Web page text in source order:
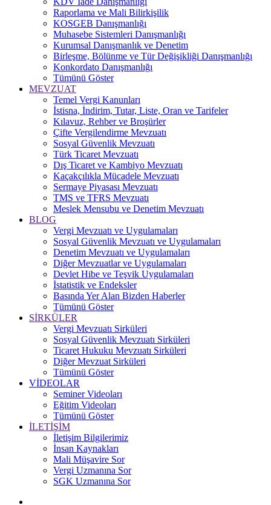
Raporlama ve Mali Bilirkişilik
KOSGEB Danışmanlığı
Muhasebe Sistemleri Danışmanlığı
Kurumsal Danışmanlık ve Denetim
Birleşme, Bölünme ve Tür Değişikliği Danışmanlığı
Konkordato Danışmanlığı
Tümünü Göster
MEVZUAT
Temel Vergi Kanunları
İstisna, İndirim, Tutar, Liste, Oran ve Tarifeler
Kılavuz, Rehber ve Broşürler
Çifte Vergilendirme Mevzuatı
Sosyal Güvenlik Mevzuatı
Türk Ticaret Mevzuatı
Dış Ticaret ve Kambiyo Mevzuatı
Kaçakçılıkla Mücadele Mevzuatı
Sermaye Piyasası Mevzuatı
TMS ve TFRS Mevzuatı
Meslek Mensubu ve Denetim Mevzuatı
BLOG
Vergi Mevzuatı ve Uygulamaları
Sosyal Güvenlik Mevzuatı ve Uygulamaları
Denetim Mevzuatı ve Uygulamaları
Diğer Mevzuatlar ve Uygulamaları
Devlet Hibe ve Teşvik Uygulamaları
İstatistik ve Endeksler
Basında Yer Alan Bizden Haberler
Tümünü Göster
SİRKÜLER
Vergi Mevzuatı Sirküleri
Sosyal Güvenlik Mevzuatı Sirküleri
Ticaret Hukuku Mevzuatı Sirküleri
Diğer Mevzuat Sirküleri
Tümünü Göster
VİDEOLAR
Seminer Videoları
Eğitim Videoları
Tümünü Göster
İLETİŞİM
İletişim Bilgilerimiz
İnsan Kaynakları
Mali Müşavire Sor
Vergi Uzmanına Sor
SGK Uzmanına Sor